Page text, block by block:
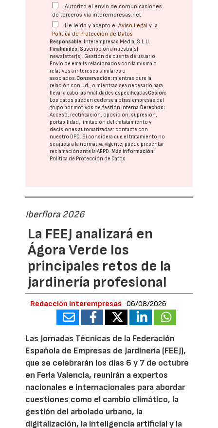
Autorizo el envío de comunicaciones
de terceros vía interempresas.net
He leído y acepto elAviso Legal y la
Política de Protección de Datos
Responsable: Interempresas Media, S.L.U.
Finalidades: Suscripción a nuestra(s)
newsletter(s). Gestión de cuenta de usuario.
Envío de emails relacionados con la misma o
relativos a intereses similares o
asociados.Conservación: mientras dure la
relación con Ud., o mientras sea necesario para
llevar a cabo las finalidades especificadasCesión:
Los datos pueden cederse a otras empresas del
grupo por motivos de gestión interna.Derechos:
Acceso, rectificación, oposición, supresión,
portabilidad, limitación del tratatamiento y
decisiones automatizadas: contacte con
nuestro DPD. Si considera que el tratamiento no
se ajusta a la normativa vigente, puede presentar
reclamación ante laAEPD.Más información:
Política de Protección de Datos
Iberflora 2026
La FEEJ analizará en
Ágora Verde los
principales retos de la
jardinería profesional
Redacción Interempresas 06/08/2026
Las Jornadas Técnicas de la Federación
Española de Empresas de Jardinería (FEEJ),
que se celebrarán los días 6 y 7 de octubre
en Feria Valencia, reunirán a expertos
nacionales e internacionales para abordar
cuestiones como el cambio climático, la
gestión del arbolado urbano, la
digitalización, la inteligencia artificial y la